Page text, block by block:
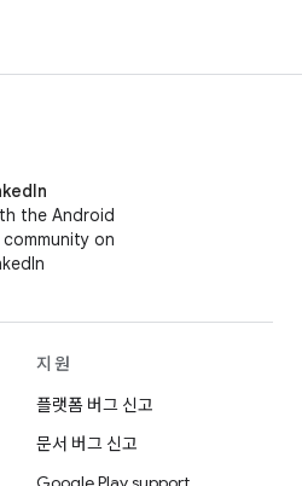
the Android
on
지원
플랫폼 버그 신고
문서 버그 신고